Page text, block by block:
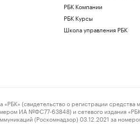
РБК Компании
РБК Курсы
Школа управления РБК
(свидетельство о регистрации средства
ИА №ФС77-63848) и сетевого издания
(Роскомнадзор) 03.12.2021 за